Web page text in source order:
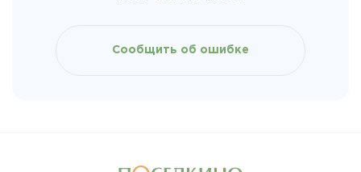
Сообщить об ошибке